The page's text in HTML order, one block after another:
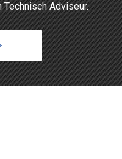
Adviseur.